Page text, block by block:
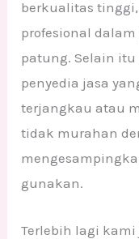
berkualitas
profesional
patung. Selain
penyedia jasa
terjangkau atau
tidak murahan
gunakan.
Terlebih lagi